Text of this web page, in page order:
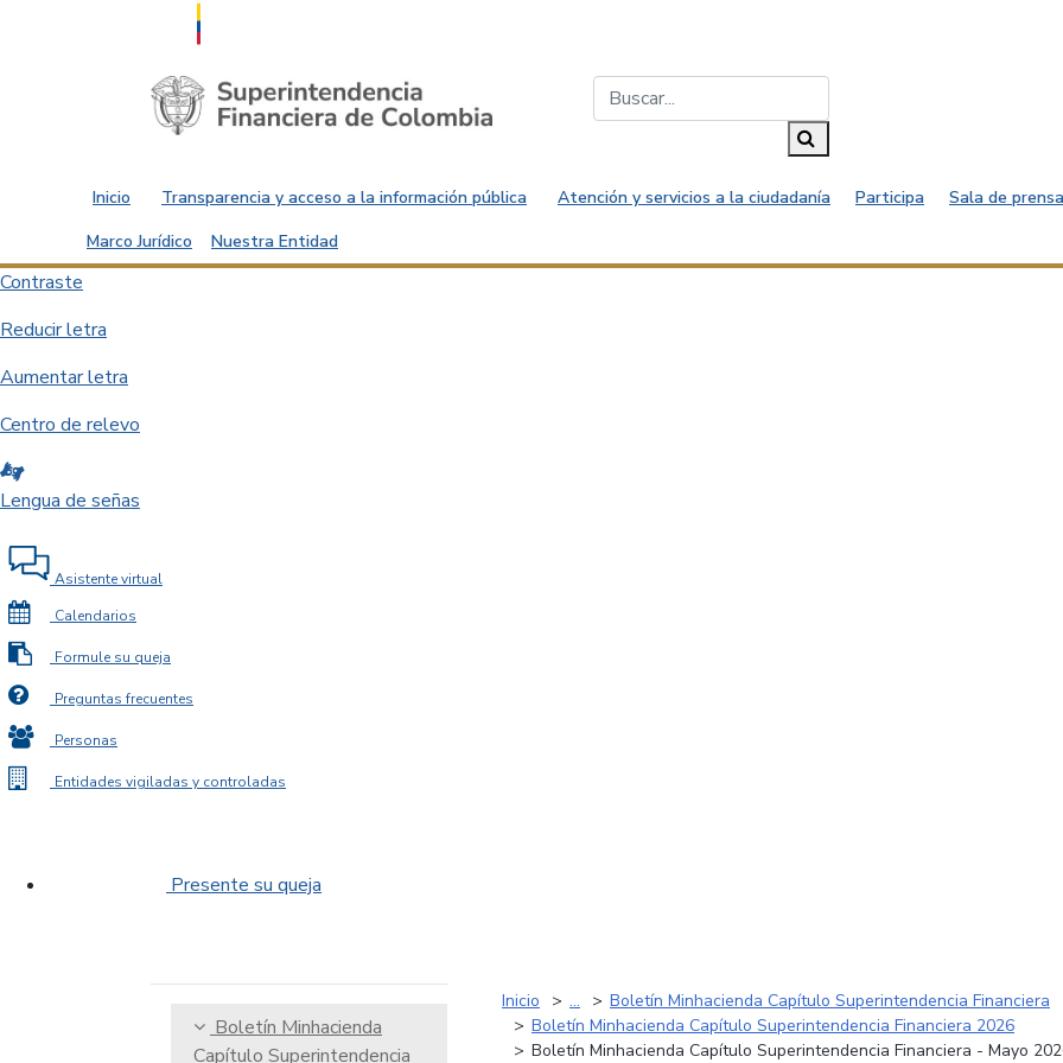
Saltar al contenido principal
Inicio Transparencia y acceso a la información pública Atención y servicios a la ciudadanía Participa
Sala de
Marco Jurídico
Nuestra Entidad
Contraste
Reducir letra
Aumentar letra
Centro de relevo
Lengua de señas
Asistente virtual
Calendarios
Formule su queja
Preguntas frecuentes
Personas
Entidades vigiladas y controladas
Presente su queja
Inicio ...
Boletín Minhacienda Capítulo Superintendencia Financiera
Boletín Minhacienda Capítulo Superintendencia Financiera 2026
Boletín Minhacienda Capítulo Superintendencia Financiera - Mayo
Boletín Minhacienda
Capítulo Superintendencia